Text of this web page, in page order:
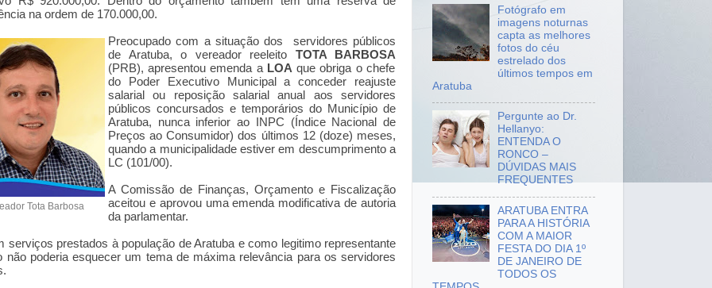
na ordem de 170.000,00.
Tota Barbosa
Preocupado com a situação dos servidores públicos
de Aratuba, o vereador reeleito TOTA BARBOSA
(PRB), apresentou emenda a LOAque obriga o chefe
do Poder Executivo Municipal a conceder reajuste
salarial ou reposição salarial anual aos servidores
públicos concursados e temporários do Município de
Aratuba, nunca inferior ao INPC (Índice Nacional de
Preços ao Consumidor) dos últimos 12 (doze) meses,
quando a municipalidade estiver em descumprimento a
LC (101/00).
A Comissão de Finanças, Orçamento e Fiscalização
aceitou e aprovou uma emenda modificativa de autoria
da parlamentar.
serviços prestados à população de Aratuba e como legitimo representante
não poderia esquecer um tema de máxima relevância para os servidores
Fotógrafo em
imagens noturnas
capta as melhores
fotos do céu
estrelado dos
últimos tempos em
Aratuba
Pergunte ao Dr.
Hellanyo:
ENTENDA O
RONCO –
DÚVIDAS MAIS
FREQUENTES
ARATUBA ENTRA
PARA A HISTÓRIA
COM A MAIOR
FESTA DO DIA 1º
DE JANEIRO DE
TODOS OS